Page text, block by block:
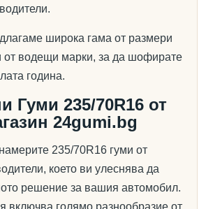
широка гама от размери
от водещи марки, за да шофирате
година.
Гуми 235/70R16 от
24gumi.bg
235/70R16 гуми от
което ви улеснява да
решение за вашия автомобил.
включва голямо разнообразие от